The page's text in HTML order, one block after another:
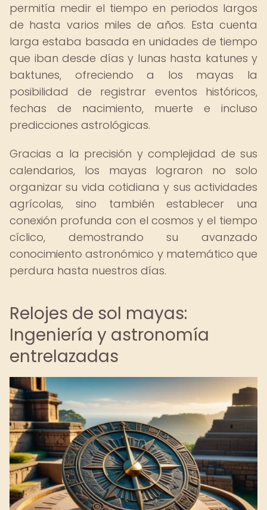
permitía medir el tiempo en periodos largos
de hasta varios miles de años. Esta cuenta
larga estaba basada en unidades de tiempo
que iban desde días y lunas hasta katunes y
baktunes, ofreciendo a los mayas la
posibilidad de registrar eventos históricos,
fechas de nacimiento, muerte e incluso
predicciones astrológicas.
Gracias a la precisión y complejidad de sus
calendarios, los mayas lograron no solo
organizar su vida cotidiana y sus actividades
agrícolas, sino también establecer una
conexión profunda con el cosmos y el tiempo
cíclico, demostrando su avanzado
conocimiento astronómico y matemático que
perdura hasta nuestros días.
Relojes de sol mayas:
Ingeniería y astronomía
entrelazadas